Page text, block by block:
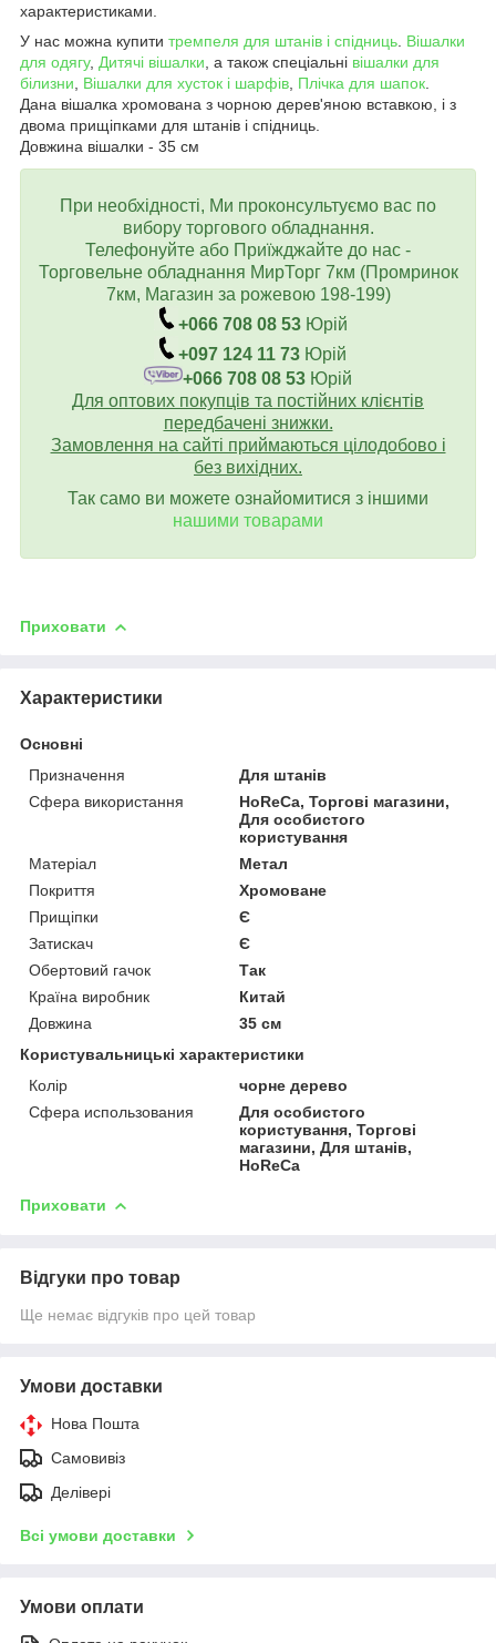
характеристиками.
У нас можна купити тремпеля для штанів і спідниць Вішалки
для одягу, Дитячі вішалки , а також спеціальні вішалки для
білизни
Вішалки для хусток і шарфів Плічка для шапок
Дана вішалка хромована з чорною дерев'яною вставкою, і з
двома прищіпками для штанів і спідниць.
Довжина вішалки - 35 см
При необхідності, Ми проконсультуємо вас по
вибору торгового обладнання.
Телефонуйте або Приїжджайте до нас -
Торговельне обладнання МирТорг 7км (Промринок
7км, Магазин за рожевою 198-199)
+066 708 08 53Юрій
+097 124 11 73 Юрій
+066 708 08 53 Юрій
Для оптових покупців та постійних клієнтів
передбачені знижки.
Замовлення на сайті приймаються цілодобово і
без вихідних.
Так само ви можете ознайомитися з іншими
нашими товарами
Приховати
Характеристики
Основні
Призначення
Для штанів
Сфера використання
HoReCa, Торгові магазини,
Для особистого
користування
Матеріал
Метал
Покриття
Хромоване
Прищіпки
Є
Затискач
Є
Обертовий гачок
Так
Країна виробник
Китай
Довжина
35 см
Користувальницькі характеристики
Колір
чорне дерево
Сфера использования
Для особистого
користування, Торгові
магазини, Для штанів,
HoReCa
Приховати
Відгуки про товар
Ще немає відгуків про цей товар
Умови доставки
Нова Пошта
Самовивіз
Делівері
Всі умови доставки
Умови оплати